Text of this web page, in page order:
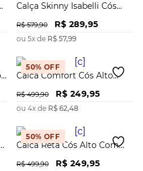
Calça Skinny Isabelli Cós
R$ 579,90 R$ 289,95
ou 5x de R$ 57,99
50% OFF
Calca Comfort Cós Alto
R$ 499,90 R$ 249,95
ou 4x de R$ 62,48
50% OFF
Calca Reta Cós Alto Com
R$ 499,90 R$ 249,95